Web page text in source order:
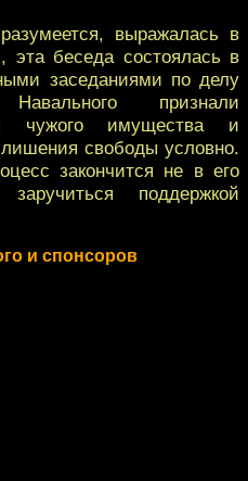
выражалась в
эта беседа состоялась в
заседаниями по делу
признали
чужого имущества и
свободы условно.
закончится не в его
поддержкой
и спонсоров